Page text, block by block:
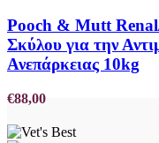
Pooch & Mutt
Σκύλου για την
Ανεπάρκειας 10kg
€88,00